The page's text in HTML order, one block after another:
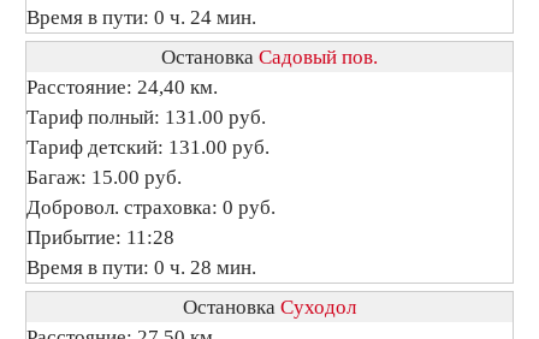
Время в пути: 0 ч. 24 мин.
Остановка Садовый пов.
Расстояние: 24,40 км.
Тариф полный: 131.00 руб.
Тариф детский: 131.00 руб.
Багаж: 15.00 руб.
Добровол. страховка: 0 руб.
Прибытие: 11:28
Время в пути: 0 ч. 28 мин.
Остановка Суходол